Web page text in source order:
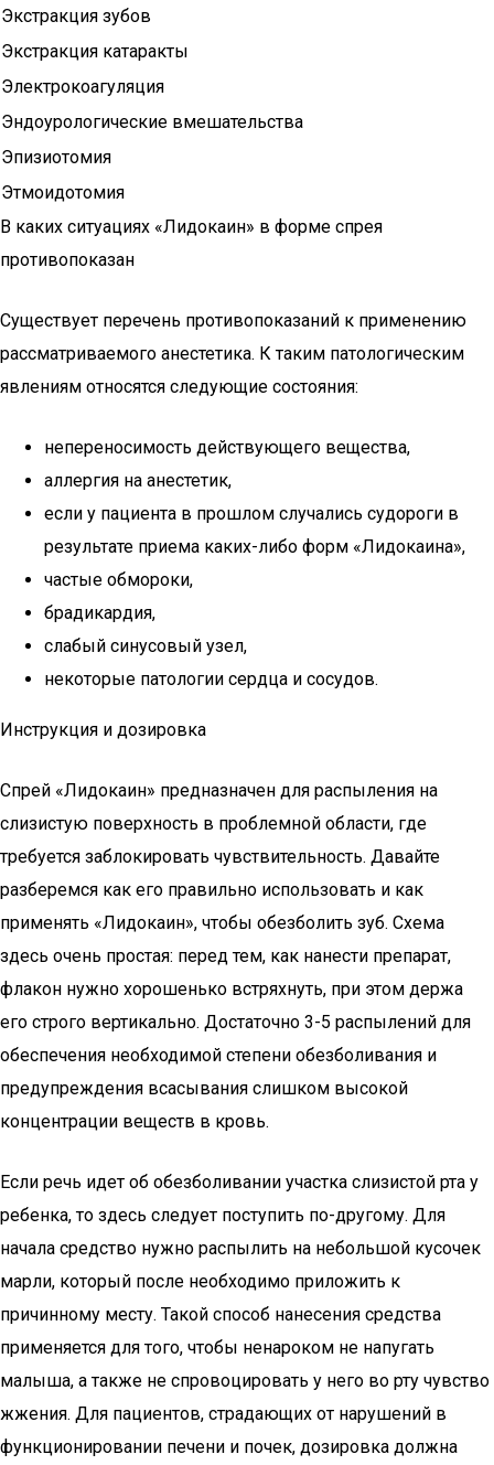
Экстракция зубов
Экстракция катаракты
Электрокоагуляция
Эндоурологические вмешательства
Эпизиотомия
Этмоидотомия
В каких ситуациях «Лидокаин» в форме спрея
противопоказан
Существует перечень противопоказаний к применению
рассматриваемого анестетика. К таким патологическим
явлениям относятся следующие состояния:
непереносимость действующего вещества,
аллергия на анестетик,
если у пациента в прошлом случались судороги в
результате приема каких-либо форм «Лидокаина»,
частые обмороки,
брадикардия,
слабый синусовый узел,
некоторые патологии сердца и сосудов.
Инструкция и дозировка
Спрей «Лидокаин» предназначен для распыления на
слизистую поверхность в проблемной области, где
требуется заблокировать чувствительность. Давайте
разберемся как его правильно использовать и как
применять «Лидокаин», чтобы обезболить зуб. Схема
здесь очень простая: перед тем, как нанести препарат,
флакон нужно хорошенько встряхнуть, при этом держа
его строго вертикально. Достаточно 3-5 распылений для
обеспечения необходимой степени обезболивания и
предупреждения всасывания слишком высокой
концентрации веществ в кровь.
Если речь идет об обезболивании участка слизистой рта у
ребенка, то здесь следует поступить по-другому. Для
начала средство нужно распылить на небольшой кусочек
марли, который после необходимо приложить к
причинному месту. Такой способ нанесения средства
применяется для того, чтобы ненароком не напугать
малыша, а также не спровоцировать у него во рту чувство
жжения. Для пациентов, страдающих от нарушений в
функционировании печени и почек, дозировка должна